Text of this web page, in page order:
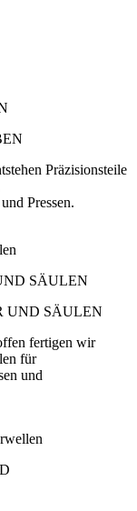
Präzisionsteile
Pressen.
SÄULEN
fertigen wir
für
und